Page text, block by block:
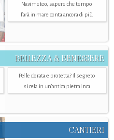
Navimeteo, sapere che tempo
farà in mare conta ancora di più
BELLEZZA & BENESSERE
Pelle dorata e protetta? Il segreto
si cela in un’antica pietra Inca
CANTIERI